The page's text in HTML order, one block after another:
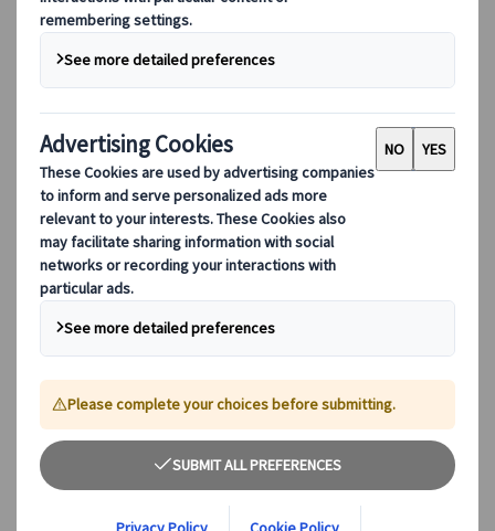
探索 Kuoni Tumlare 的全球覆盖范围，作为您的本地专
探索所有目的地
欧洲最受欢迎的目的地
瑞士
法国
意大利
西班牙
英国
全球最受欢迎的目的地
日本
美国
加拿大
澳大利亚
我们的解决方案
我们的解决方案
探索我们多样化的解决方案，并认识我们的专业业务单
位，随时为您的旅程提供指导。